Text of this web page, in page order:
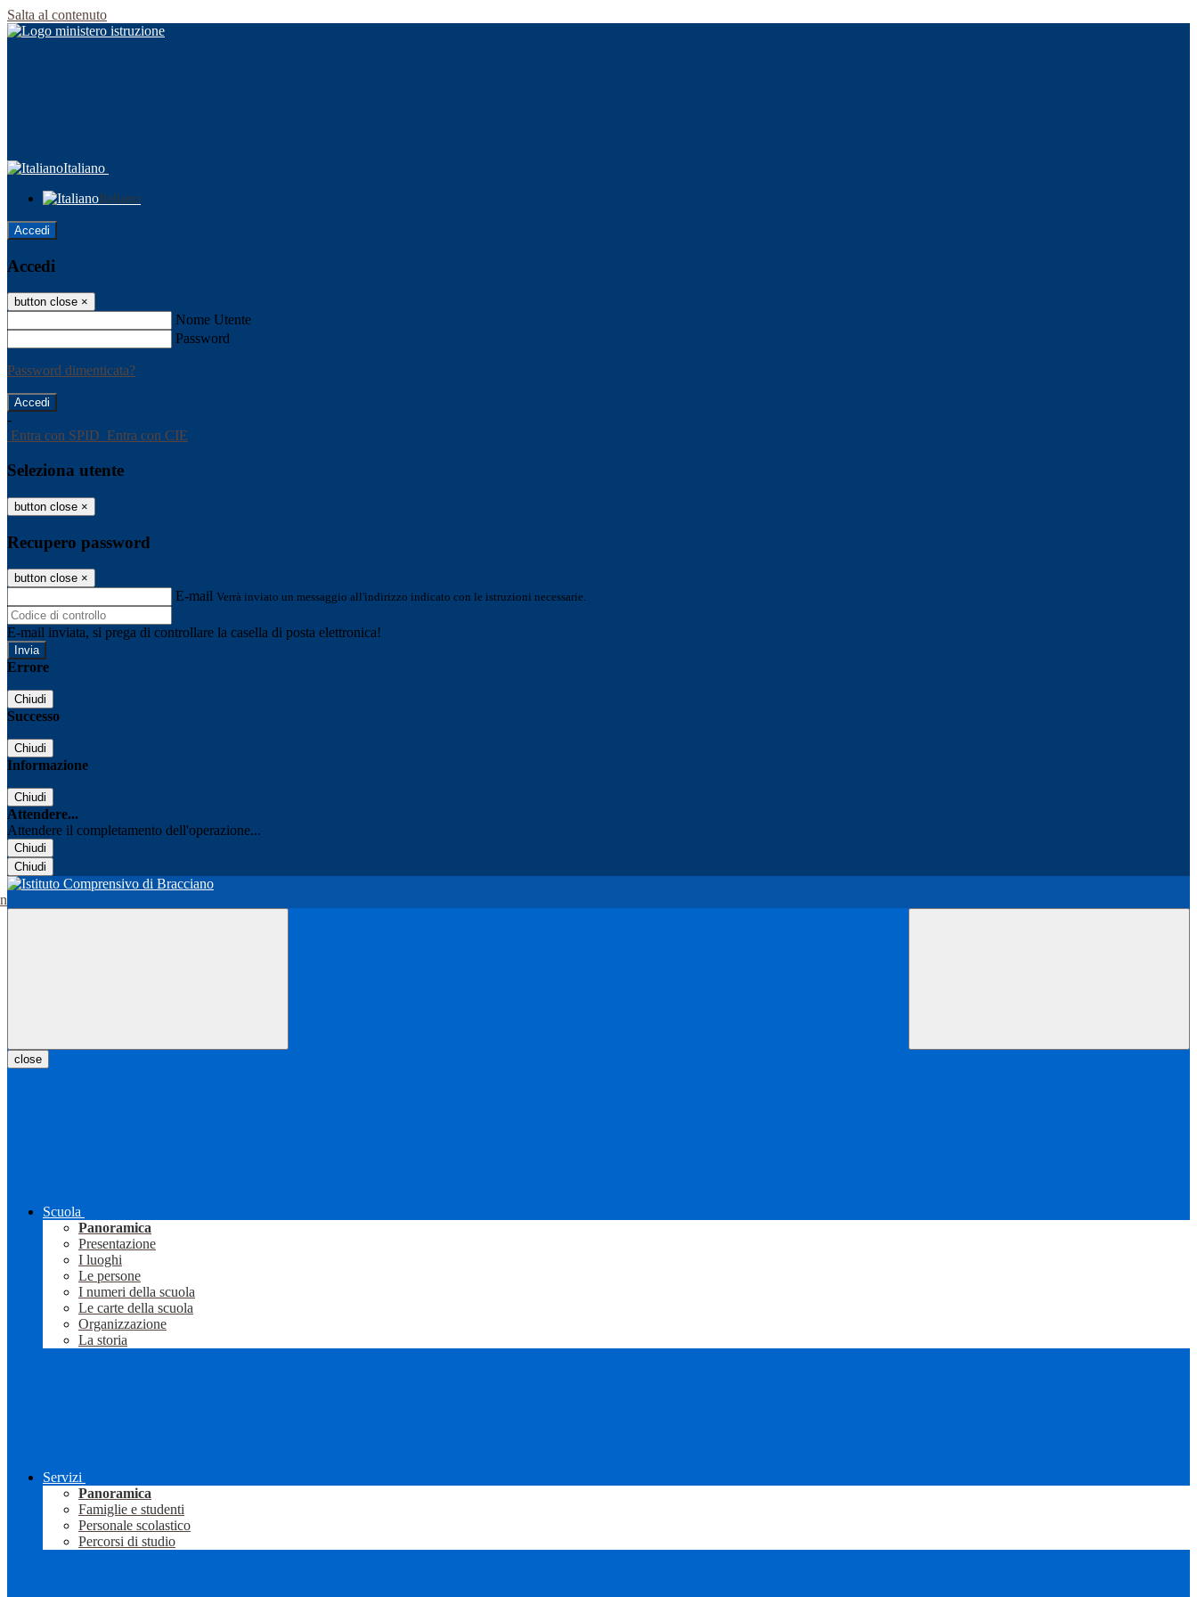
Salta al contenuto
Italiano
Italiano
Accedi
Accedi
button close ×
Nome Utente
Password
Password dimenticata?
-
Entra con SPID Entra con CIE
Seleziona utente
button close ×
Recupero password
button close ×
E-mail Verrà inviato un messaggio all'indirizzo indicato con le istruzioni necessarie.
E-mail inviata, si prega di controllare la casella di posta elettronica!
Errore
Chiudi
Successo
Chiudi
Informazione
Chiudi
Attendere...
Attendere il completamento dell'operazione...
Chiudi
Chiudi
close
Scuola
Panoramica
Presentazione
I luoghi
Le persone
I numeri della scuola
Le carte della scuola
Organizzazione
La storia
Servizi
Panoramica
Famiglie e studenti
Personale scolastico
Percorsi di studio